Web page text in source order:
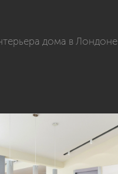
дома в Лондоне